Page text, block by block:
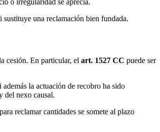
o irregularidad se aprecia.
una reclamación bien fundada.
cesión. En particular, el art. 1527 CC puede ser
la actuación de recobro ha sido
del nexo causal.
reclamar cantidades se somete al plazo